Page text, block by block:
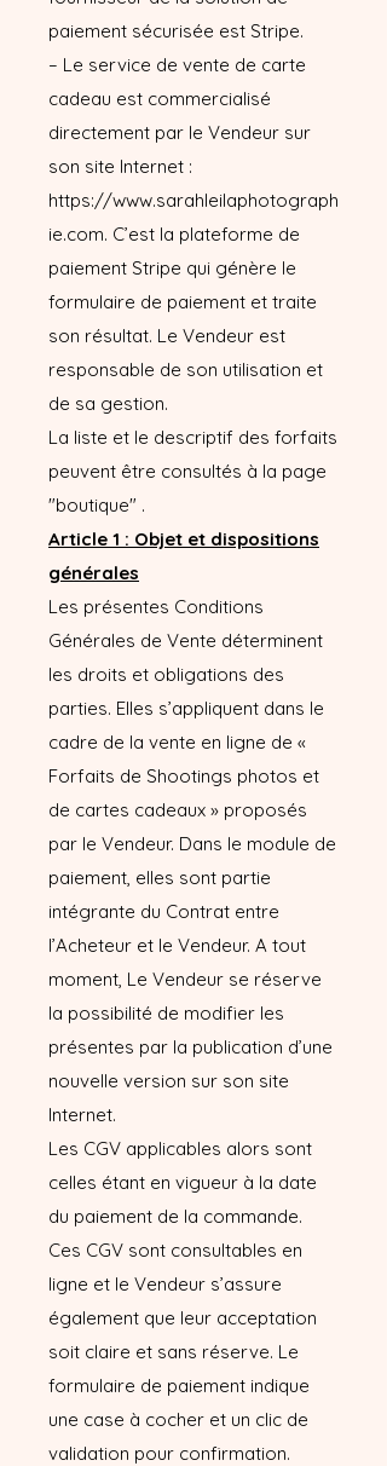
paiement sécurisée est Stripe.
– Le service de vente de carte
cadeau est commercialisé
directement par le Vendeur sur
son site Internet :
https://www.sarahleilaphotograph
ie.com. C’est la plateforme de
paiement Stripe qui génère le
formulaire de paiement et traite
son résultat. Le Vendeur est
responsable de son utilisation et
de sa gestion.
La liste et le descriptif des forfaits
peuvent être consultés à la page
"boutique" .
Article 1 : Objet et dispositions
générales
Les présentes Conditions
Générales de Vente déterminent
les droits et obligations des
parties. Elles s’appliquent dans le
cadre de la vente en ligne de «
Forfaits de Shootings photos et
de cartes cadeaux » proposés
par le Vendeur. Dans le module de
paiement, elles sont partie
intégrante du Contrat entre
l’Acheteur et le Vendeur. A tout
moment, Le Vendeur se réserve
la possibilité de modifier les
présentes par la publication d’une
nouvelle version sur son site
Internet.
Les CGV applicables alors sont
celles étant en vigueur à la date
du paiement de la commande.
Ces CGV sont consultables en
ligne et le Vendeur s’assure
également que leur acceptation
soit claire et sans réserve. Le
formulaire de paiement indique
une case à cocher et un clic de
validation pour confirmation.